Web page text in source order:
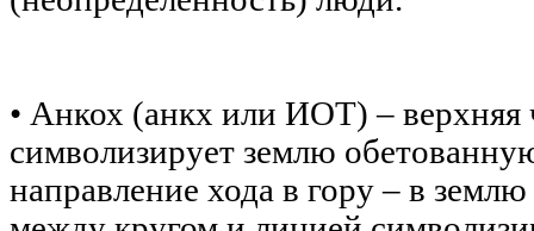
• Анкох (анкх или ИOT) – верхняя
символизирует землю
направление хода в гору – в